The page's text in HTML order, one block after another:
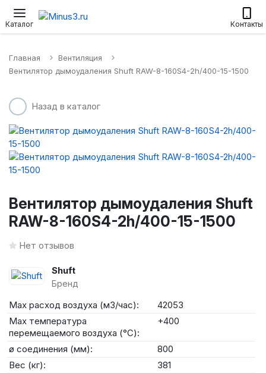
Каталог Контакты
Настенные сплит-системы
Главная
Вентиляция
Вентилятор дымоудаления Shuft RAW-8-160S4-2h/400-15-1500
Назад в каталог
Вентилятор дымоудаления Shuft
RAW-8-160S4-2h/400-15-1500
Нет отзывов
Shuft
Бренд
Max расход воздуха (м3/час):
42053
Max температура
перемещаемого воздуха (°C):
+400
ø соединения (мм):
800
Вес (кг):
381